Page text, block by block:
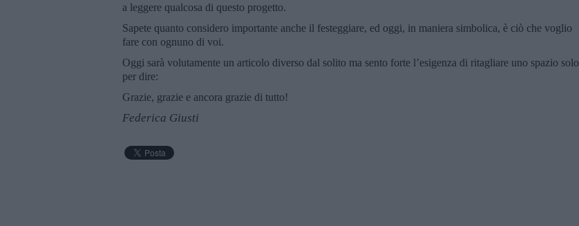
a leggere qualcosa di questo progetto.
Sapete quanto considero importante anche il festeggiare, ed oggi, in maniera simbolica, è ciò che voglio
fare con ognuno di voi.
Oggi sarà volutamente un articolo diverso dal solito ma sento forte l’esigenza di ritagliare uno spazio solo
per dire:
Grazie, grazie e ancora grazie di tutto!
Federica Giusti